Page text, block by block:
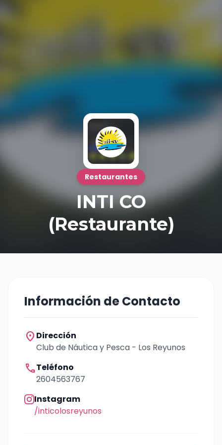
Restaurantes
INTI CO
(Restaurante)
Información de Contacto
location_on Dirección
Club de Náutica y Pesca - Los Reyunos
callTeléfono
2604563767
Instagram
/inticolosreyunos